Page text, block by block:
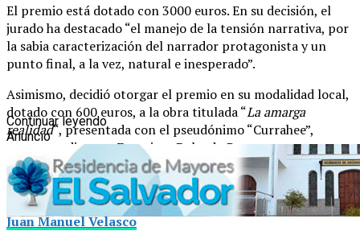
El premio está dotado con 3000 euros. En su decisión, el
jurado ha destacado “el manejo de la tensión narrativa, por
la sabia caracterización del narrador protagonista y un
punto final, a la vez, natural e inesperado”.
Asimismo, decidió otorgar el premio en su modalidad local,
dotado con 600 euros, a la obra titulada “La amarga
realidad“, presentada con el pseudónimo “Currahee”,
correspondiente a Francisco Delgado Romero.
GDE Error: Error al recuperar el fichero. Si es necesario,
desactiva la comprobación de errores (404:Not Found)
Juan Manuel Velasco
Continuar leyendo
Anuncio